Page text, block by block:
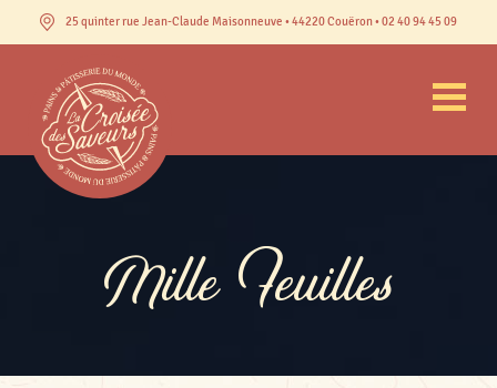
25 quinter rue Jean-Claude Maisonneuve • 44220 Couëron • 02 40 94 45 09
Mille Feuilles